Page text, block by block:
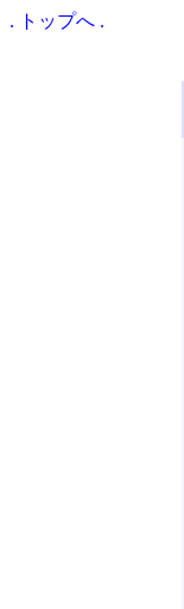
. トップへ .